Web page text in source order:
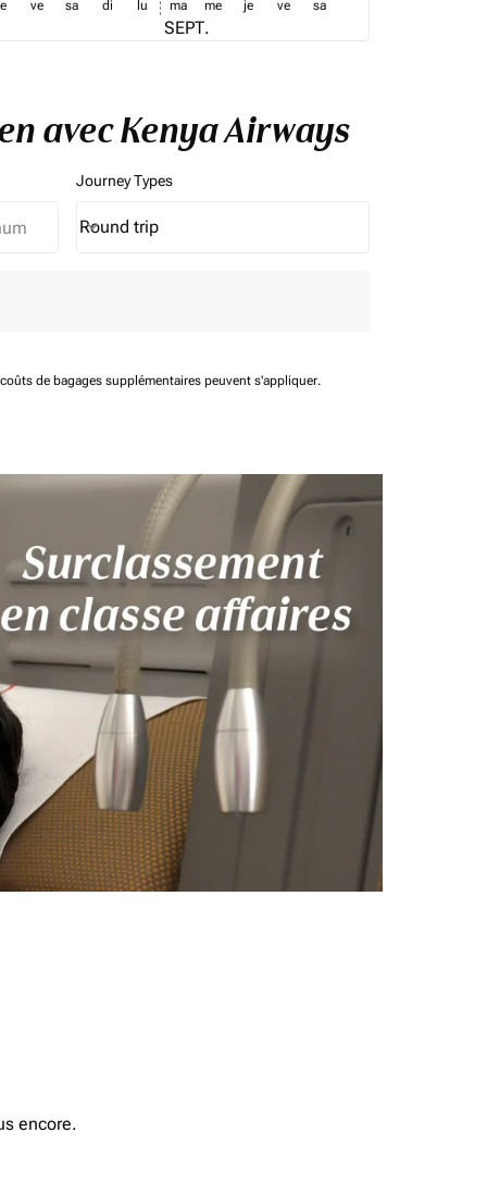
ve sa di lu ma
SEPT.
me je ve sa
avec Kenya Airways
Journey Types
Journey Types option Round trip Selected
Round trip
keyboard_arrow_down
de bagages supplémentaires peuvent s'appliquer.
encore.